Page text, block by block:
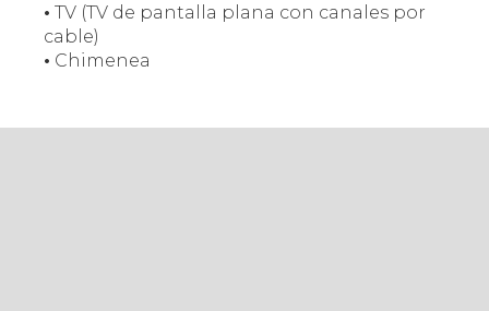
• TV (TV de pantalla plana con canales por
cable)
• Chimenea